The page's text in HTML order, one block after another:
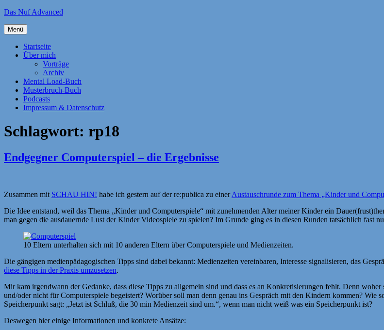
Zum
springen
Das Nuf Advanced
Menü
Startseite
Über mich
Vorträge
Archiv
Mental Load-Buch
Musterbruch-Buch
Podcasts
Impressum & Datenschutz
Schlagwort: rp18
Endgegner Computerspiel – die Ergebnisse
Zusammen mit SCHAU HIN! habe ich gestern auf der re:publica zu einerAustauschrunde zum Thema „Kinder und
Die Idee entstand, weil das Thema „Kinder und Computerspiele“ mit zunehmenden Alter meiner Kinder ein
man gegen die ausdauernde Lust der Kinder Videospiele zu spielen? Im Grunde ging es in diesen Runden tatsächlich fast
10 Eltern unterhalten sich mit 10 anderen Eltern über Computerspiele und Medienzeiten.
Die gängigen medienpädagogischen Tipps sind dabei bekannt: Medienzeiten vereinbaren, Interesse signalisieren, das
diese Tipps in der Praxis umzusetzen.
Mir kam irgendwann der Gedanke, dass diese Tipps zu allgemein sind und dass es an Konkretisierungen fehlt. Denn
und/oder nicht für Computerspiele begeistert? Worüber soll man denn genau ins Gespräch mit den Kindern kommen? Wie
Speicherpunkt sagt: „Jetzt ist Schluß, die 30 min Medienzeit sind um.“, wenn man nicht weiß was ein Speicherpunkt ist?
Deswegen hier einige Informationen und konkrete Ansätze: